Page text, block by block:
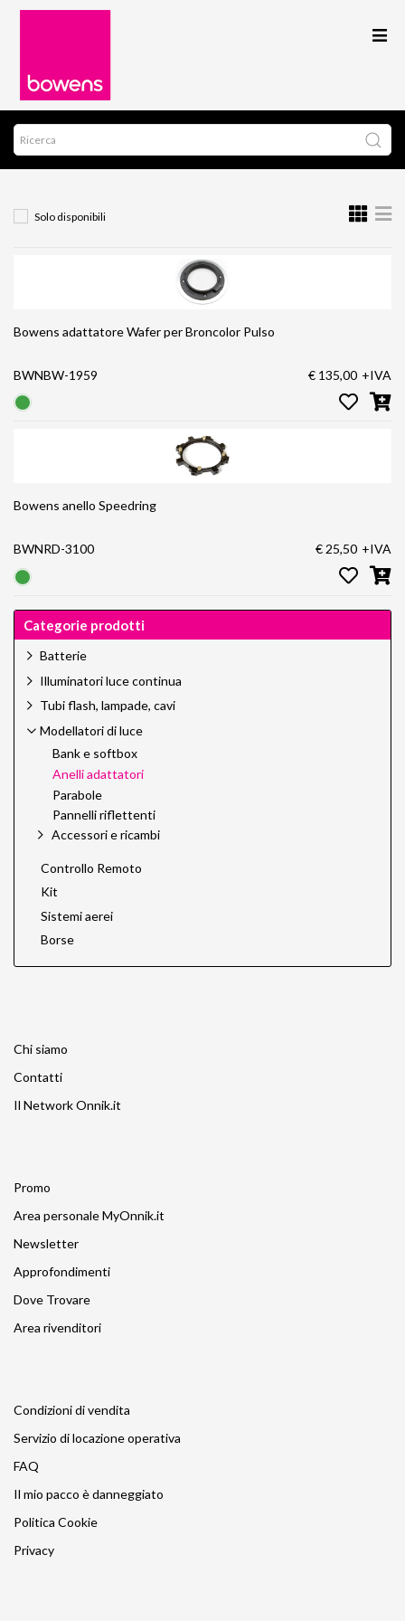
Solo disponibili
Bowens adattatore Wafer per Broncolor Pulso
BWNBW-1959 € 135,00 +IVA
Bowens anello Speedring
BWNRD-3100 € 25,50 +IVA
Categorie prodotti
Batterie
Illuminatori luce continua
Tubi flash, lampade, cavi
Modellatori di luce
Bank e softbox
Anelli adattatori
Parabole
Pannelli riflettenti
Accessori e ricambi
Controllo Remoto
Kit
Sistemi aerei
Borse
Chi siamo
Contatti
Il Network Onnik.it
Promo
Area personale MyOnnik.it
Newsletter
Approfondimenti
Dove Trovare
Area rivenditori
Condizioni di vendita
Servizio di locazione operativa
FAQ
Il mio pacco è danneggiato
Politica Cookie
Privacy